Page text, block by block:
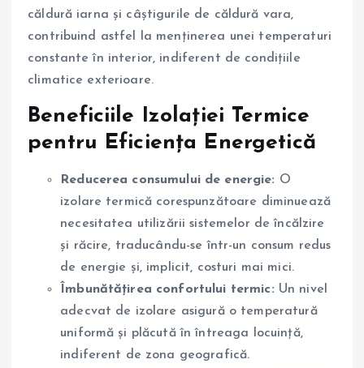
căldură iarna și câștigurile de căldură vara,
contribuind astfel la menținerea unei temperaturi
constante în interior, indiferent de condițiile
climatice exterioare.
Beneficiile Izolației Termice
pentru Eficiența Energetică
Reducerea consumului de energie: O
izolare termică corespunzătoare diminuează
necesitatea utilizării sistemelor de încălzire
și răcire, traducându-se într-un consum redus
de energie și, implicit, costuri mai mici.
Îmbunătățirea confortului termic: Un nivel
adecvat de izolare asigură o temperatură
uniformă și plăcută în întreaga locuință,
indiferent de zona geografică.